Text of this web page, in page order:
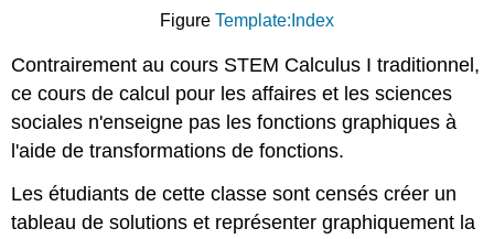
Figure Template:Index
Contrairement au cours STEM Calculus I traditionnel,
ce cours de calcul pour les affaires et les sciences
sociales n'enseigne pas les fonctions graphiques à
l'aide de transformations de fonctions.
Les étudiants de cette classe sont censés créer un
tableau de solutions et représenter graphiquement la